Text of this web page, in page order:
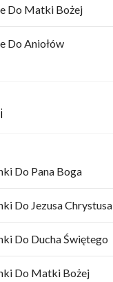
Do Matki Bożej
Do Aniołów
Do Pana Boga
Do Jezusa Chrystusa
Do Ducha Świętego
Do Matki Bożej